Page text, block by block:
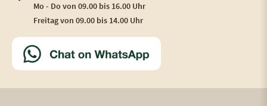
Mo - Do von 09.00 bis 16.00 Uhr
Freitag von 09.00 bis 14.00 Uhr